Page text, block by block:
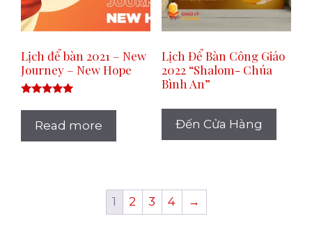
Lịch để bàn 2021 – New
Journey – New Hope
5.00
out of 5
Read more
Lịch Để Bàn Công Giáo
2022 “Shalom- Chúa
Bình An”
Đến Cửa Hàng
1 2 3 4 →